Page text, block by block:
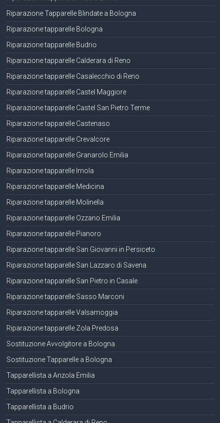
Riparazione Tapparelle Blindate a Bologna
Riparazione tapparelle Bologna
Riparazione tapparelle Budrio
Riparazione tapparelle Calderara di Reno
Riparazione tapparelle Casalecchio di Reno
Riparazione tapparelle Castel Maggiore
Riparazione tapparelle Castel San Pietro Terme
Riparazione tapparelle Castenaso
Riparazione tapparelle Crevalcore
Riparazione tapparelle Granarolo Emilia
Riparazione tapparelle Imola
Riparazione tapparelle Medicina
Riparazione tapparelle Molinella
Riparazione tapparelle Ozzano Emilia
Riparazione tapparelle Pianoro
Riparazione tapparelle San Giovanni in Persiceto
Riparazione tapparelle San Lazzaro di Savena
Riparazione tapparelle San Pietro in Casale
Riparazione tapparelle Sasso Marconi
Riparazione tapparelle Valsamoggia
Riparazione tapparelle Zola Predosa
Sostituzione Avvolgitore a Bologna
Sostituzione Tapparelle a Bologna
Tapparellista a Anzola Emilia
Tapparellista a Bologna
Tapparellista a Budrio